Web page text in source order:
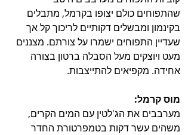
שהתפוחים כולם יצופו בקרמל, מתבלים
בקינמון ומבשלים דקותיים לריכוך קל אך
שעדיין התפוחים ישמרו על צורתם. מצננים
מעט ויוצקים מעל הסבלה ברטון בצורה
אחידה. מקפיאים להתייצבות.
מוס קרמל:
מערבבים את הג'לטין עם המים הקרים,
משהים עשר דקות בטמפרטורת החדר